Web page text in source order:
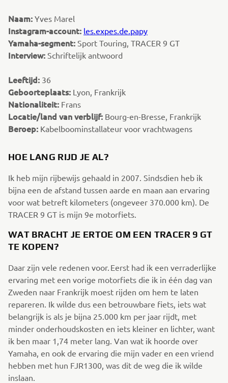
Naam: Yves Marel
Instagram-account: les.expes.de.papy
Yamaha-segment: Sport Touring, TRACER 9 GT
Interview: Schriftelijk antwoord
Leeftijd: 36
Geboorteplaats: Lyon, Frankrijk
Nationaliteit: Frans
Locatie/land van verblijf: Bourg-en-Bresse, Frankrijk
Beroep: Kabelboominstallateur voor vrachtwagens
HOE LANG RIJD JE AL?
Ik heb mijn rijbewijs gehaald in 2007. Sindsdien heb ik
bijna een de afstand tussen aarde en maan aan ervaring
voor wat betreft kilometers (ongeveer 370.000 km). De
TRACER 9 GT is mijn 9e motorfiets.
WAT BRACHT JE ERTOE OM EEN TRACER 9 GT
TE KOPEN?
Daar zijn vele redenen voor. Eerst had ik een verraderlijke
ervaring met een vorige motorfiets die ik in één dag van
Zweden naar Frankrijk moest rijden om hem te laten
repareren. Ik wilde dus een betrouwbare fiets, iets wat
belangrijk is als je bijna 25.000 km per jaar rijdt, met
minder onderhoudskosten en iets kleiner en lichter, want
ik ben maar 1,74 meter lang. Van wat ik hoorde over
Yamaha, en ook de ervaring die mijn vader en een vriend
hebben met hun FJR1300, was dit de weg die ik wilde
inslaan.